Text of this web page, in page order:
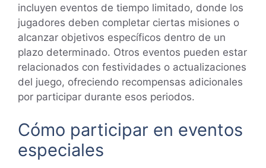
incluyen eventos de tiempo limitado, donde los
jugadores deben completar ciertas misiones o
alcanzar objetivos específicos dentro de un
plazo determinado. Otros eventos pueden estar
relacionados con festividades o actualizaciones
del juego, ofreciendo recompensas adicionales
por participar durante esos periodos.
Cómo participar en eventos
especiales